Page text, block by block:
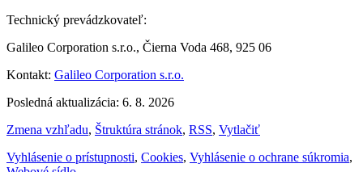
Technický prevádzkovateľ:
Galileo Corporation s.r.o., Čierna Voda 468, 925 06
Kontakt: Galileo Corporation s.r.o.
Posledná aktualizácia: 6. 8. 2026
Zmena vzhľadu, Štruktúra stránok, RSS, Vytlačiť
Vyhlásenie o prístupnosti, Cookies, Vyhlásenie o ochrane súkromia,